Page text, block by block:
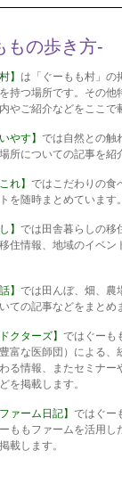
もの歩き方-
】 は「ぐーもも村」の
持つ場所です。その他
やご紹介などをここで
やす】 では自然との触
所についての記事を紹
れ】 ではこだわりの食
を随時まとめています。
】 では田舎暮らしの移
住情報、地域のイベン
】 では田んぼ、畑、農
ての記事などをまとめ
クターズ】 ではぐーも
富な医師団）による、
る情報、またセミナー
を掲載します。
ァーム日記】 ではぐー
ももファームを活用し
載します。